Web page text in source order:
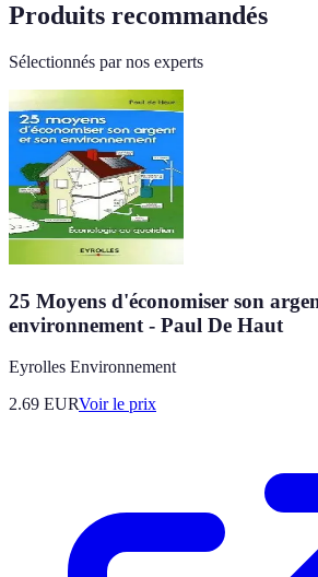
Produits recommandés
Sélectionnés par nos experts
25 Moyens d'économiser son
environnement - Paul De Haut
Eyrolles Environnement
2.69 EURVoir le prix